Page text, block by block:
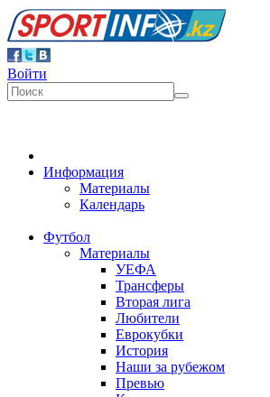
Войти
Информация
Материалы
Календарь
Футбол
Материалы
УЕФА
Трансферы
Вторая лига
Любители
Еврокубки
История
Наши за рубежом
Превью